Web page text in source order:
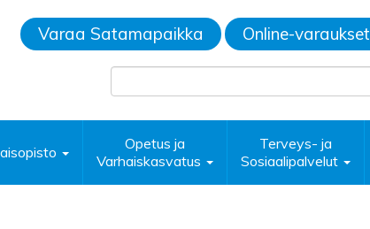
Varaa Satamapaikka Online-varaukset
Opetus ja
Varhaiskasvatus
Terveys- ja
Sosiaalipalvelut